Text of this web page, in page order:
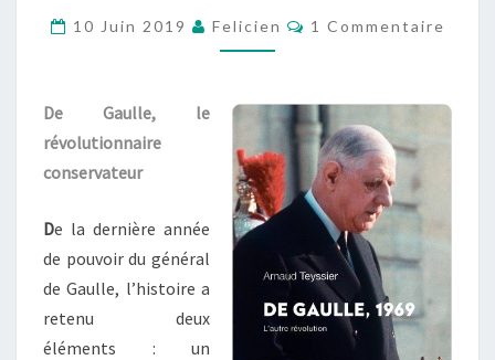
L’AUTRE
10 Juin 2019 Felicien Commentaires
1 Commentaire
De Gaulle, le
révolutionnaire
conservateur
De la dernière année
de pouvoir du général
de Gaulle, l’histoire a
retenu deux
éléments : un